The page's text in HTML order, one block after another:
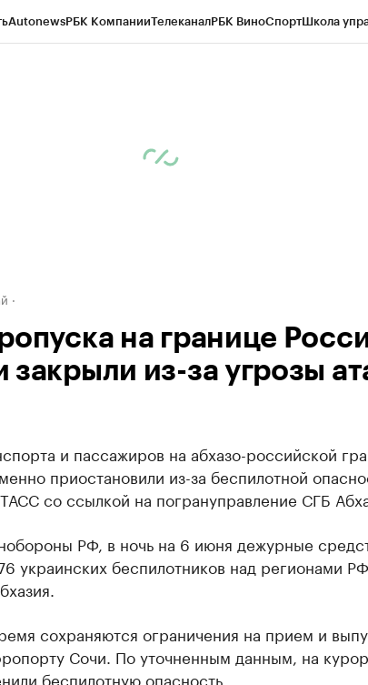
AutonewsРБК КомпанииТелеканалРБК ВиноСпортШкола
на границе
закрыли из-за угрозы
и пассажиров на абхазо-российской
приостановили из-за беспилотной
ТАСС со ссылкой на погрануправление СГБ
РФ, в ночь на 6 июня дежурные
украинских беспилотников над регионами
сохраняются ограничения на прием и
Сочи. По уточненным данным, на
беспилотную опасность.